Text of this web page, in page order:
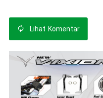
Lihat Komentar